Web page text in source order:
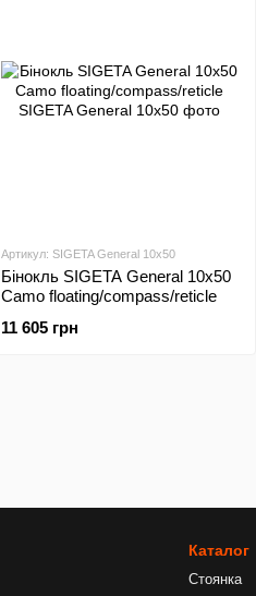
Артикул: SIGETA General 10x50
Бінокль SIGETA General 10x50
Camo floating/compass/reticle
11 605 грн
Каталог
Стоянка